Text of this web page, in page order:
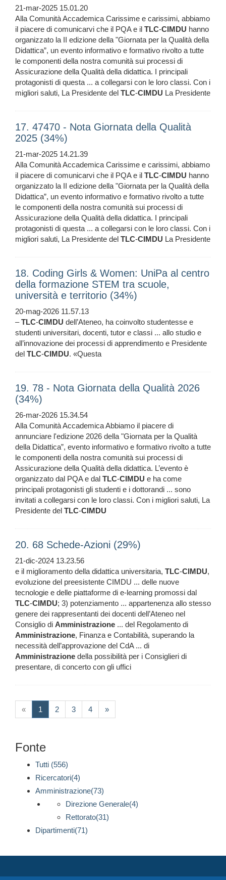
21-mar-2025 15.01.20
Alla Comunità Accademica Carissime e carissimi, abbiamo
il piacere di comunicarvi che il PQA e il TLC-CIMDU hanno
organizzato la II edizione della "Giornata per la Qualità della
Didattica”, un evento informativo e formativo rivolto a tutte
le componenti della nostra comunità sui processi di
Assicurazione della Qualità della didattica. I principali
protagonisti di questa ... a collegarsi con le loro classi. Con i
migliori saluti, La Presidente del TLC-CIMDU La Presidente
17. 47470 - Nota Giornata della Qualità
2025 (34%)
21-mar-2025 14.21.39
Alla Comunità Accademica Carissime e carissimi, abbiamo
il piacere di comunicarvi che il PQA e il TLC-CIMDU hanno
organizzato la II edizione della "Giornata per la Qualità della
Didattica”, un evento informativo e formativo rivolto a tutte
le componenti della nostra comunità sui processi di
Assicurazione della Qualità della didattica. I principali
protagonisti di questa ... a collegarsi con le loro classi. Con i
migliori saluti, La Presidente del TLC-CIMDU La Presidente
18. Coding Girls & Women: UniPa al centro
della formazione STEM tra scuole,
università e territorio (34%)
20-mag-2026 11.57.13
–TLC-CIMDU dell’Ateneo, ha coinvolto studentesse e
studenti universitari, docenti, tutor e classi ... allo studio e
all’innovazione dei processi di apprendimento e Presidente
del TLC-CIMDU. «Questa
19. 78 - Nota Giornata della Qualità 2026
(34%)
26-mar-2026 15.34.54
Alla Comunità Accademica Abbiamo il piacere di
annunciare l'edizione 2026 della "Giornata per la Qualità
della Didattica”, evento informativo e formativo rivolto a tutte
le componenti della nostra comunità sui processi di
Assicurazione della Qualità della didattica. L’evento è
organizzato dal PQA e dal TLC-CIMDU e ha come
principali protagonisti gli studenti e i dottorandi ... sono
invitati a collegarsi con le loro classi. Con i migliori saluti, La
Presidente del TLC-CIMDU
20. 68 Schede-Azioni (29%)
21-dic-2024 13.23.56
e il miglioramento della didattica universitaria, TLC-CIMDU,
evoluzione del preesistente CIMDU ... delle nuove
tecnologie e delle piattaforme di e-learning promossi dal
TLC-CIMDU; 3) potenziamento ... appartenenza allo stesso
genere dei rappresentanti dei docenti dell’Ateneo nel
Consiglio di Amministrazione ... del Regolamento di
Amministrazione, Finanza e Contabilità, superando la
necessità dell’approvazione del CdA ... di
Amministrazione della possibilità per i Consiglieri di
presentare, di concerto con gli uffici
« 1 (current)
2 3 4 »
Fonte
Tutti (556)
Ricercatori(4)
Amministrazione(73)
Direzione Generale(4)
Rettorato(31)
Dipartimenti(71)